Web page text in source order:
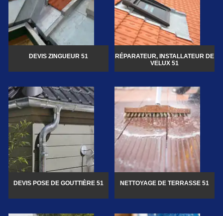
DEVIS ZINGUEUR 51
RÉPARATEUR, INSTALLATEUR DE
VELUX 51
DEVIS POSE DE GOUTTIÈRE 51 NETTOYAGE DE TERRASSE 51